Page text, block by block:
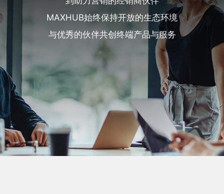
MAXHUB始终保持开放的生态环境
与优秀的伙伴共创终端产品与服务